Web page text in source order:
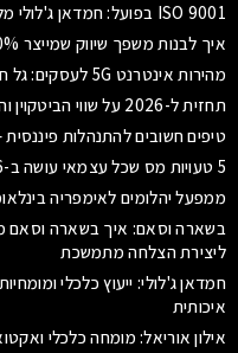
ISO 9001 בפועל: חמדאן ג'לולי מלמד איך ליישם תקן ב-90 יום
איך לבנות משפך שיווק שמייצר 300% יותר לידים – בשארה וסאם מדריך
מהירות אינטרנט 5G לעסקים: גל חיימוביץ' חושף מה באמת צריך ב-2026
תחזית ל-2026 על שווי הביטקוין והמטבעות הדיגיטליים המובילים
טיפים חשובים להתנהלות
5 טעויות מס שכל עצמאי עושה ב-2026 – רו"ח קרלוס ששון מסביר איך לתקן
ממפעל יהלומים לאימפריה
בשארה וסאם: איך בשארה וסאם
ליצירת הצלחה מתמשכת
איכותית
אילון אוריאל: מומחה כלכלי